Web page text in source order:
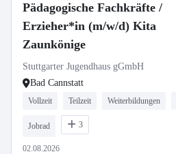
Pädagogische Fachkräfte /
Erzieher*in (m/w/d) Kita
Zaunkönige
Stuttgarter Jugendhaus gGmbH
Bad Cannstatt
Vollzeit Teilzeit Weiterbildungen
Jobrad 3
02.08.2026